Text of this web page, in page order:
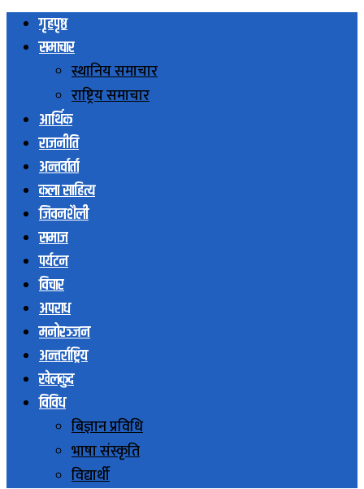
गृहपृष्ठ
समाचार
स्थानिय समाचार
राष्ट्रिय समाचार
आर्थिक
राजनीति
अन्तर्वार्ता
कला साहित्य
जिवनशैली
समाज
पर्यटन
विचार
अपराध
मनोरञ्जन
अन्तर्राष्ट्रिय
खेलकुद
विविध
बिज्ञान प्रविधि
भाषा संस्कृति
विद्यार्थी